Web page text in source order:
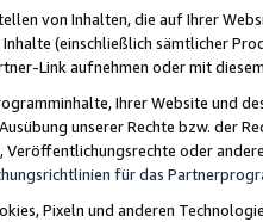
von Inhalten, die auf Ihrer
(einschließlich sämtlicher
Link aufnehmen oder mit
Ihrer Website und
unserer Rechte bzw. der
Veröffentlichungsrechte oder
für das
Pixeln und anderen